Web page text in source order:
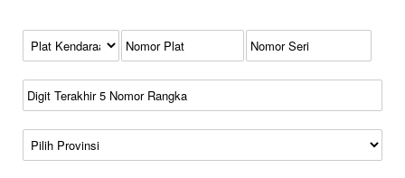
Kode Plat Kendaraan
No Plat
No Seri
No Rangka
Wilayah